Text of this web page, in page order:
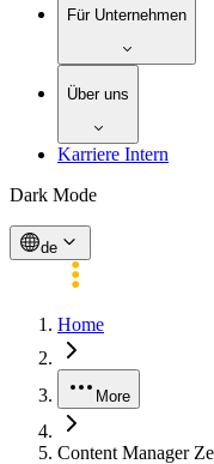
Für Unternehmen
Über uns
Karriere Intern
Dark Mode
de
Home
More
Content Manager